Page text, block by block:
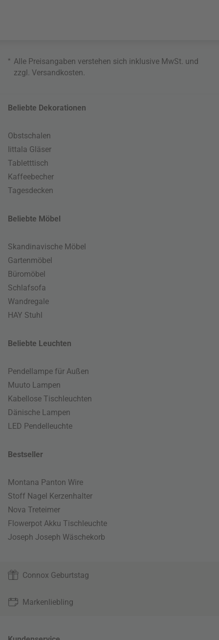
* Alle Preisangaben verstehen sich inklusive MwSt. und
zzgl. Versandkosten
Beliebte Dekorationen
Obstschalen
Iittala Gläser
Tabletttisch
Kaffeebecher
Tagesdecken
Beliebte Möbel
Skandinavische Möbel
Gartenmöbel
Büromöbel
Schlafsofa
Wandregale
HAY Stuhl
Beliebte Leuchten
Pendellampe für Außen
Muuto Lampen
Kabellose Tischleuchten
Dänische Lampen
LED Pendelleuchte
Bestseller
Montana Panton Wire
Stoff Nagel Kerzenhalter
Nova Treteimer
Flowerpot Akku Tischleuchte
Joseph Joseph Wäschekorb
Connox Geburtstag
Markenliebling